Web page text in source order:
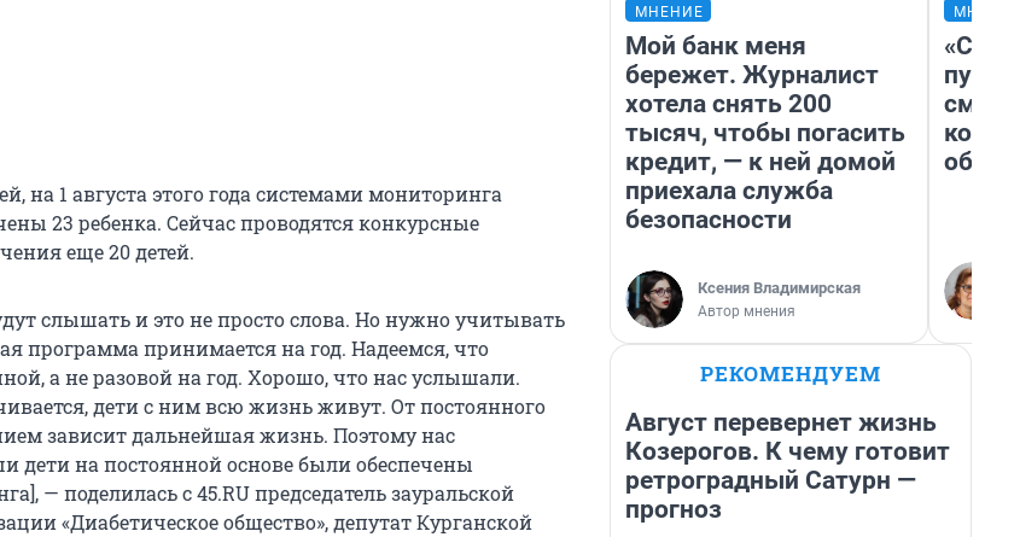
на 1 августа этого года системами мониторинга
23 ребенка. Сейчас проводятся конкурсные
еще 20 детей.
слышать и это не просто слова. Но нужно учитывать
программа принимается на год. Надеемся, что
а не разовой на год. Хорошо, что нас услышали.
дети с ним всю жизнь живут. От постоянного
зависит дальнейшая жизнь. Поэтому нас
дети на постоянной основе были обеспечены
— поделилась с 45.RU председатель зауральской
«Диабетическое общество», депутат Курганской
МНЕНИЕ
Мой банк меня
бережет. Журналист
хотела снять 200
тысяч, чтобы погасить
кредит, — к ней домой
приехала служба
безопасности
Ксения Владимирская
Автор мнения
РЕКОМЕНДУЕМ
Август перевернет жизнь
Козерогов. К чему готовит
ретроградный Сатурн —
прогноз